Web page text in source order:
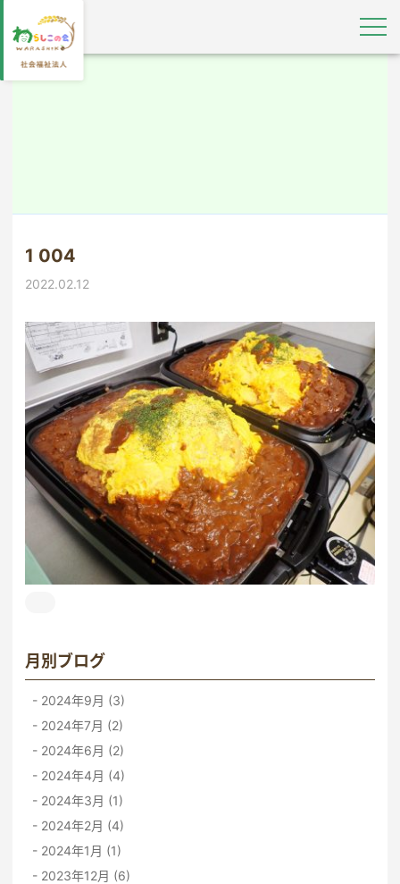
1 004
2022.02.12
月別ブログ
2024年9月 (3)
2024年7月 (2)
2024年6月 (2)
2024年4月 (4)
2024年3月 (1)
2024年2月 (4)
2024年1月 (1)
2023年12月 (6)